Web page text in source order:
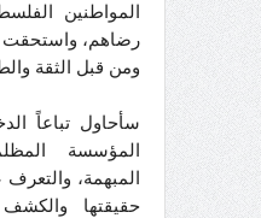
المواطنين
رضاهم، واستحقت
ومن قبل الثقة
سأحاول تباعاً
المؤسسة
المبهمة،
حقيقتها والكشف